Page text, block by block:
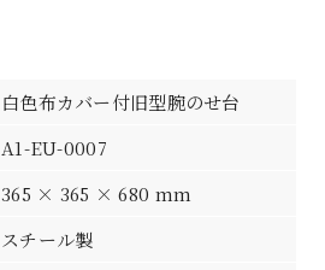
白色布カバー付旧型腕のせ台
A1-EU-0007
365 × 365 × 680 mm
スチール製